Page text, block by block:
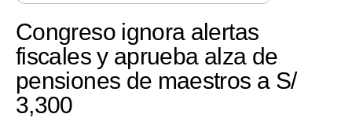
Economía
Mercados
Perú
Congreso ignora alertas
fiscales y aprueba alza de
pensiones de maestros a S/
3,300